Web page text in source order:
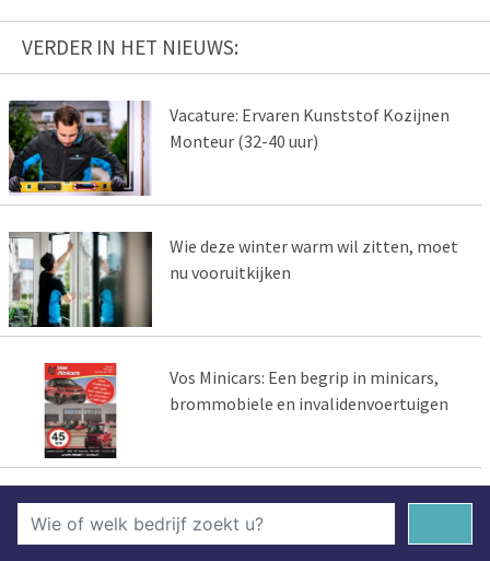
VERDER IN HET NIEUWS:
Vacature: Ervaren Kunststof Kozijnen
Monteur (32-40 uur)
Wie deze winter warm wil zitten, moet
nu vooruitkijken
Vos Minicars: Een begrip in minicars,
brommobiele en invalidenvoertuigen